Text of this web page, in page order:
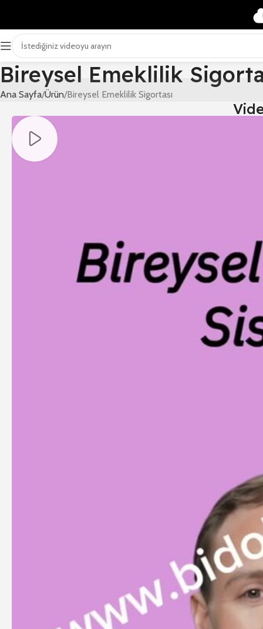
Bireysel Emeklilik
Ana Sayfa Ürün Bireysel Emeklilik Sigortası